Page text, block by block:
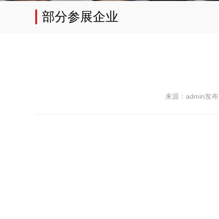
部分参展企业
来源：admin发